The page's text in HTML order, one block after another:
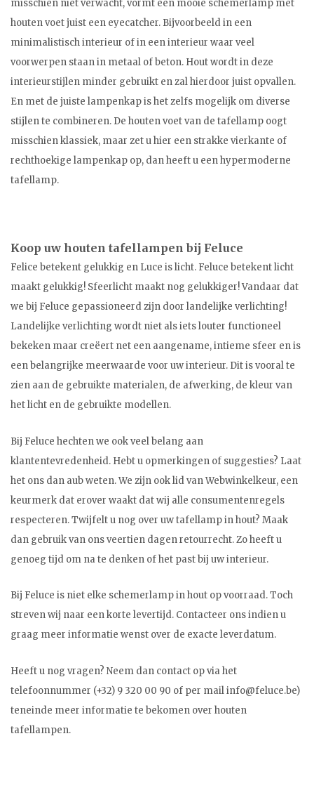
misschien niet verwacht, vormt een mooie schemerlamp met
houten voet juist een eyecatcher. Bijvoorbeeld in een
minimalistisch interieur of in een interieur waar veel
voorwerpen staan in metaal of beton. Hout wordt in deze
interieurstijlen minder gebruikt en zal hierdoor juist opvallen.
En met de juiste lampenkap is het zelfs mogelijk om diverse
stijlen te combineren. De houten voet van de tafellamp oogt
misschien klassiek, maar zet u hier een strakke vierkante of
rechthoekige lampenkap op, dan heeft u een hypermoderne
tafellamp.
Koop uw houten tafellampen bij Feluce
Felice betekent gelukkig en Luce is licht. Feluce betekent licht
maakt gelukkig! Sfeerlicht maakt nog gelukkiger! Vandaar dat
we bij Feluce gepassioneerd zijn door landelijke verlichting!
Landelijke verlichting wordt niet als iets louter functioneel
bekeken maar creëert net een aangename, intieme sfeer en is
een belangrijke meerwaarde voor uw interieur. Dit is vooral te
zien aan de gebruikte materialen, de afwerking, de kleur van
het licht en de gebruikte modellen.
Bij Feluce hechten we ook veel belang aan
klantentevredenheid. Hebt u opmerkingen of suggesties? Laat
het ons dan aub weten. We zijn ook lid van Webwinkelkeur, een
keurmerk dat erover waakt dat wij alle consumentenregels
respecteren. Twijfelt u nog over uw tafellamp in hout? Maak
dan gebruik van ons veertien dagen retourrecht. Zo heeft u
genoeg tijd om na te denken of het past bij uw interieur.
Bij Feluce is niet elke schemerlamp in hout op voorraad. Toch
streven wij naar een korte levertijd. Contacteer ons indien u
graag meer informatie wenst over de exacte leverdatum.
Heeft u nog vragen? Neem dan contact op via het
telefoonnummer (+32) 9 320 00 90 of per mailinfo@feluce.be)
teneinde meer informatie te bekomen over houten
tafellampen.